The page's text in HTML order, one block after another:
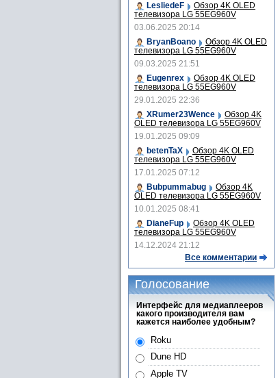
LesliedeF
Обзор 4K OLED
телевизора LG 55EG960V
03.06.2025 20:14
BryanBoano
Обзор 4K OLED
телевизора LG 55EG960V
09.03.2025 21:51
Eugenrex
Обзор 4K OLED
телевизора LG 55EG960V
29.01.2025 22:36
XRumer23Wence
Обзор 4K
OLED телевизора LG 55EG960V
19.01.2025 09:09
betenTaX
Обзор 4K OLED
телевизора LG 55EG960V
17.01.2025 07:12
Bubpummabug
Обзор 4K
OLED телевизора LG 55EG960V
10.01.2025 08:41
DianeFup
Обзор 4K OLED
телевизора LG 55EG960V
14.12.2024 21:12
Все комментарии
Голосование
Интерфейс для медиаплееров
какого производителя вам
кажется наиболее удобным?
Roku
Dune HD
Apple TV